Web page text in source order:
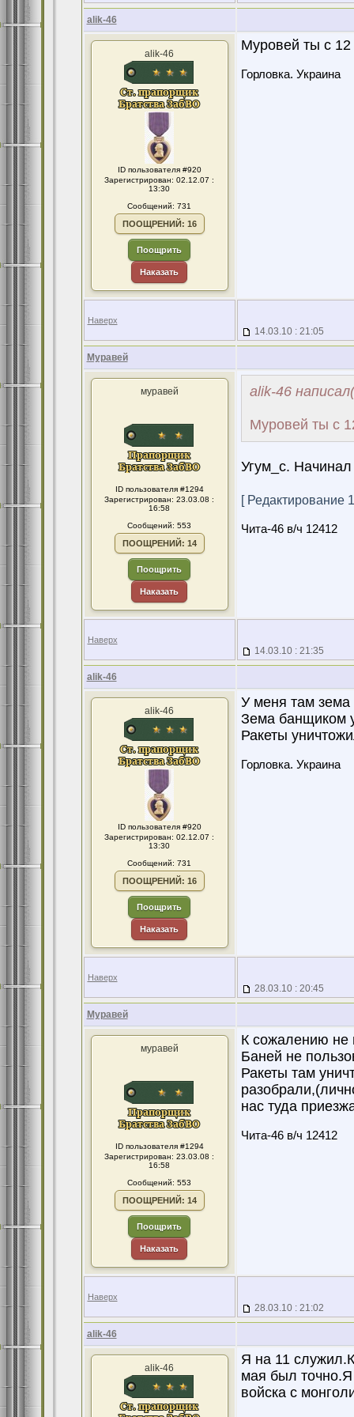
alik-46
alik-46
ID пользователя #920
Зарегистрирован: 02.12.07 :
13:30
Сообщений: 731
ПООЩРЕНИЙ: 16
Поощрить
Наказать
Муровей ты с
Горловка. Украина
Наверх
14.03.10 : 21:05
Муравей
муравей
ID пользователя #1294
Зарегистрирован: 23.03.08 :
16:58
Сообщений: 553
ПООЩРЕНИЙ: 14
Поощрить
Наказать
alik-46
Муровей ты с
Угум_с.
[ Редактирование
Чита-46 в/ч 12412
Наверх
14.03.10 : 21:35
alik-46
alik-46
ID пользователя #920
Зарегистрирован: 02.12.07 :
13:30
Сообщений: 731
ПООЩРЕНИЙ: 16
Поощрить
Наказать
У меня там зема
Зема банщиком
Ракеты
Горловка. Украина
Наверх
28.03.10 : 20:45
Муравей
муравей
ID пользователя #1294
Зарегистрирован: 23.03.08 :
16:58
Сообщений: 553
ПООЩРЕНИЙ: 14
Поощрить
Наказать
К сожалению не
Баней не
Ракеты там
нас туда
Чита-46 в/ч 12412
Наверх
28.03.10 : 21:02
alik-46
alik-46
Я на 11
мая был точно.Я
войска с